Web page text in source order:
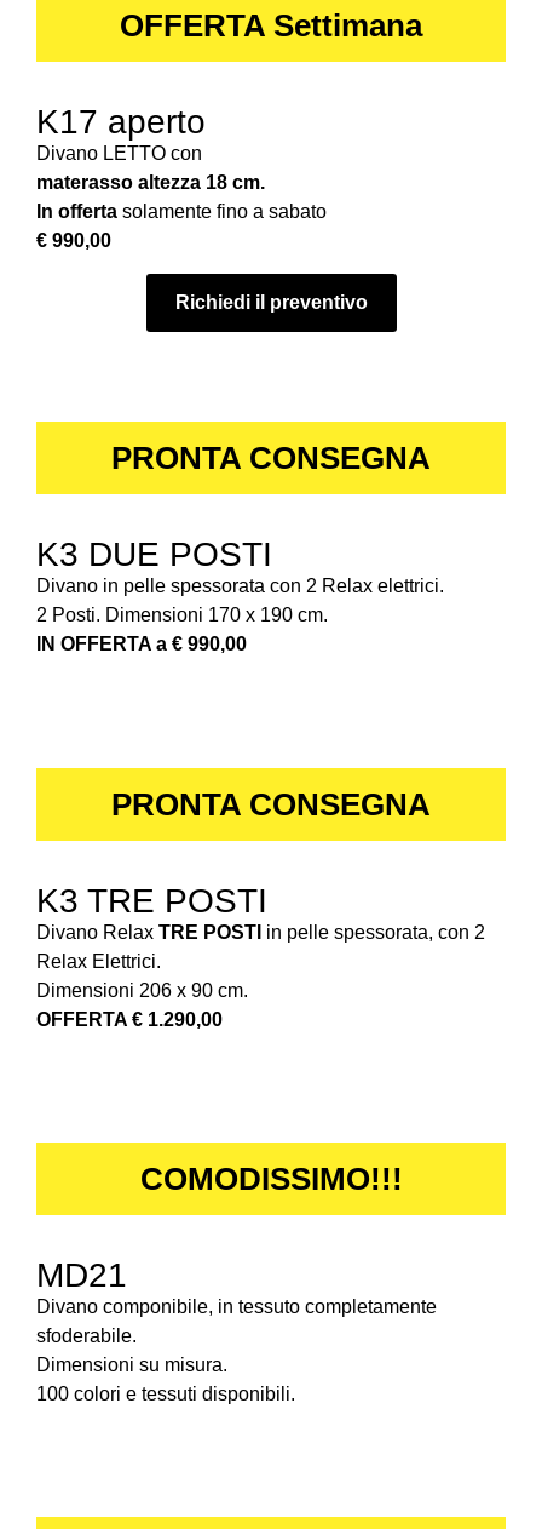
OFFERTA Settimana
K17 aperto
Divano LETTO con
materasso altezza 18 cm.
In offerta solamente fino a sabato
€ 990,00
Richiedi il preventivo
PRONTA CONSEGNA
K3 DUE POSTI
Divano in pelle spessorata con 2 Relax elettrici.
2 Posti. Dimensioni 170 x 190 cm.
IN OFFERTA a € 990,00
PRONTA CONSEGNA
K3 TRE POSTI
Divano Relax TRE POSTI in pelle spessorata, con 2
Relax Elettrici.
Dimensioni 206 x 90 cm.
OFFERTA € 1.290,00
COMODISSIMO!!!
MD21
Divano componibile, in tessuto completamente
sfoderabile.
Dimensioni su misura.
100 colori e tessuti disponibili.